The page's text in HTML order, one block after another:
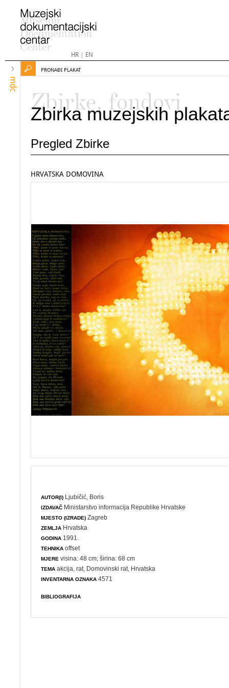
HR| EN
mdc
PRONAĐI PLAKAT
Zbirke, fondovi
Zbirka muzejskih
Pregled Zbirke
HRVATSKA DOMOVINA
AUTOR(I) Ljubičić, Boris
IZDAVAČ Ministarstvo informacija Republike Hrvatske
MJESTO (IZRADE) Zagreb
ZEMLJA Hrvatska
GODINA 1991.
TEHNIKA offset
MJERE visina: 48 cm; širina: 68 cm
TEMA akcija ,rat Domovinski rat , Hrvatska
INVENTARNA OZNAKA 4571
BIBLIOGRAFIJA